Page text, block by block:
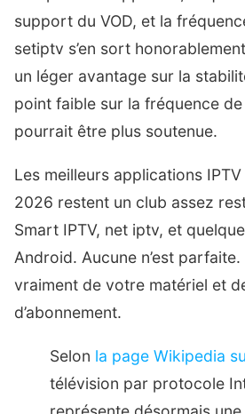
support du VOD, et la
setiptv s’en sort
un léger avantage sur la
point faible sur la fréquence
pourrait être plus soutenue.
Les meilleurs applications
2026 restent un club assez
Smart IPTV, net iptv, et
Android. Aucune n’est
vraiment de votre matériel et
d’abonnement.
Selon la page Wikipedia
télévision par protocole